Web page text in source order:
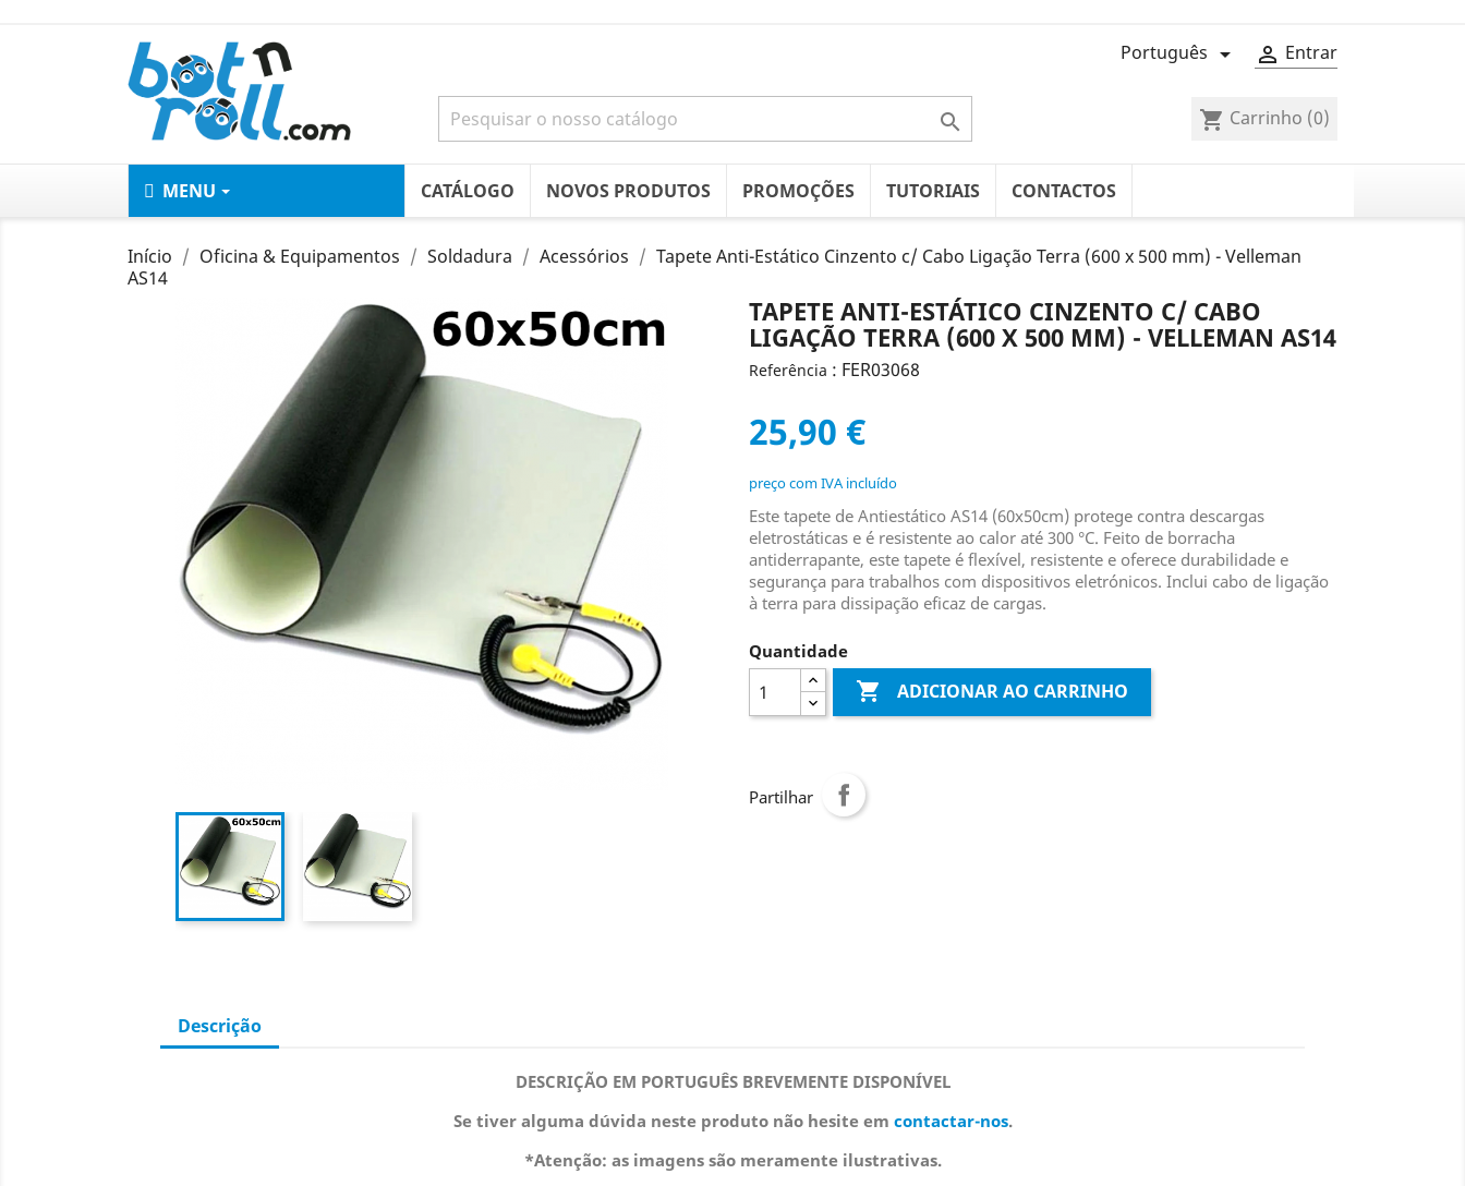
 Entrar
Português 
 shopping_cart Carrinho (0)
MENU CATÁLOGO NOVOS PRODUTOS PROMOÇÕES TUTORIAIS CONTACTOS
Início Oficina & Equipamentos Soldadura Acessórios
Tapete Anti-Estático Cinzento c/ Cabo Ligação Terra (600 x 500 mm) - Velleman
AS14
TAPETE ANTI-ESTÁTICO CINZENTO C/ CABO
LIGAÇÃO TERRA (600 X 500 MM) - VELLEMAN AS14
Referência : FER03068
25,90 €
preço com IVA incluído
Este tapete de Antiestático AS14 (60x50cm) protege contra descargas
eletrostáticas e é resistente ao calor até 300 °C. Feito de borracha
antiderrapante, este tapete é flexível, resistente e oferece durabilidade e
segurança para trabalhos com dispositivos eletrónicos. Inclui cabo de ligação
à terra para dissipação eficaz de cargas.
Quantidade
 ADICIONAR AO CARRINHO
Partilhar
Descrição
DESCRIÇÃO EM PORTUGUÊS BREVEMENTE DISPONÍVEL
Se tiver alguma dúvida neste produto não hesite em contactar-nos.
*Atenção: as imagens são meramente ilustrativas.